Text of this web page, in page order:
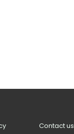
Contact us